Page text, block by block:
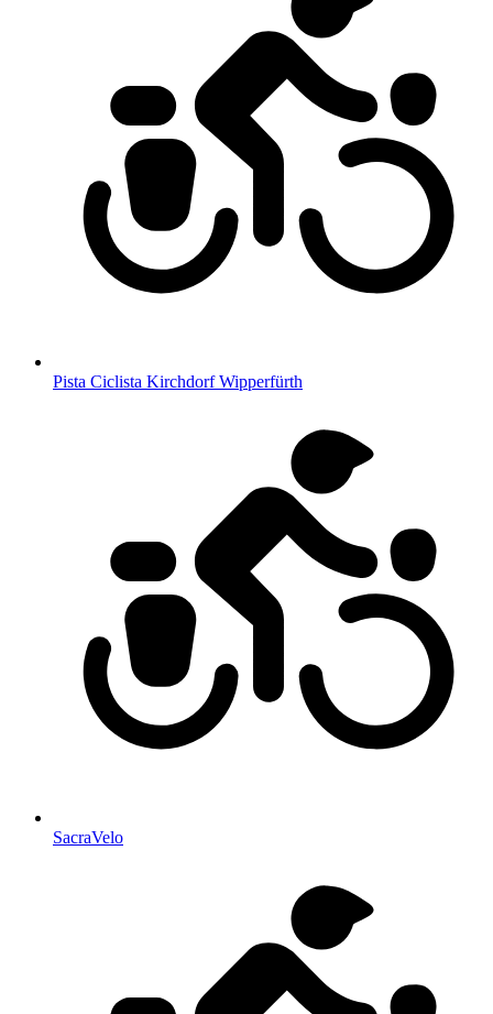
Pista Ciclista Kirchdorf Wipperfürth
SacraVelo